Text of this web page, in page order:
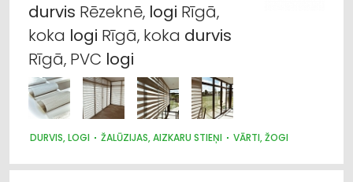
durvis Rēzeknē, logi Rīgā,
koka logi Rīgā, koka durvis
Rīgā, PVC logi
DURVIS, LOGI ŽALŪZIJAS, AIZKARU STIEŅI VĀRTI, ŽOGI